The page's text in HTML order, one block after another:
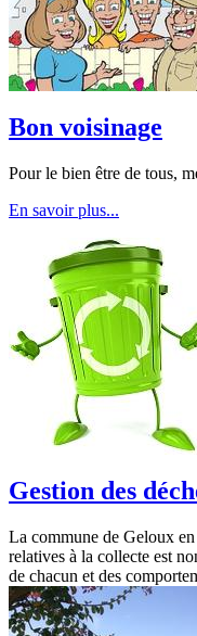
Bon voisinage
Pour le bien être de tous,
En savoir plus...
Gestion des
La commune de Geloux
relatives à la collecte est
de chacun et des